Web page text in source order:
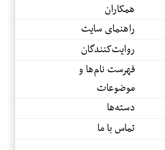
همکاران
راهنمای سایت
روایت‌کنندگان
فهرست نام‌ها و
موضوعات
دسته‌ها
تماس با ما